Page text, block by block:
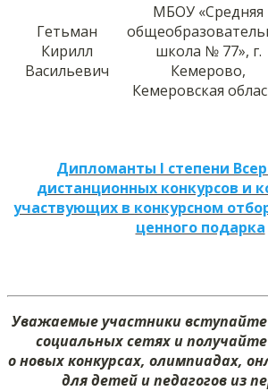
Гетьман
Кирилл
Васильевич
МБОУ «Средняя
школа № 77», г.
Кемерово,
Кемеровская
Дипломанты I степени
дистанционных конкурсов и
участвующих в конкурсном
ценного подарка
Уважаемые участники
социальных сетях и
о новых конкурсах, олимпиадах,
для детей и педагогов из